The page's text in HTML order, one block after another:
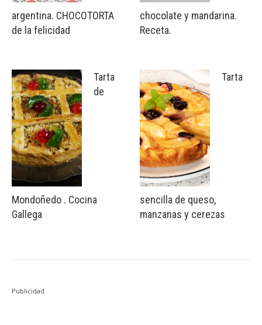
argentina. CHOCOTORTA
de la felicidad
Tarta
de
Mondoñedo . Cocina
Gallega
chocolate y mandarina.
Receta.
Tarta
sencilla de queso,
manzanas y cerezas
Publicidad